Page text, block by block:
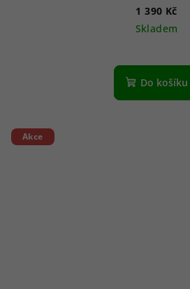
1 390 Kč
Skladem
Do košíku
Akce